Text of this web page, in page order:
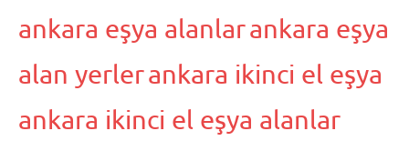
ankara eşya alanlarankara eşya
alan yerlerankara ikinci el eşya
ankara ikinci el eşya alanlar